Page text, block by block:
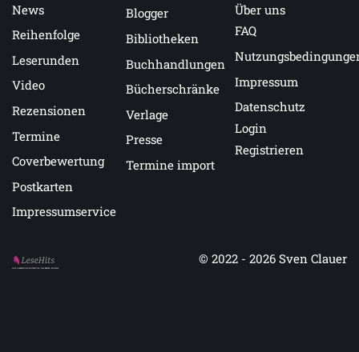
News
Reihenfolge
Leserunden
Video
Rezensionen
Termine
Coverbewertung
Postkarten
Impressumservice
Blogger
Bibliotheken
Buchhandlungen
Bücherschränke
Verlage
Presse
Termine import
Über uns
FAQ
Impressum
Datenschutz
Login
Registrieren
Auf LeseHits.de findest Du die besten Bücher.
© 2022 - 2026 Sven Clauer